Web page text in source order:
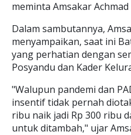
meminta Amsakar
Dalam sambutannya,
menyampaikan, saat ini
yang perhatian dengan
Posyandu dan Kader
"Walupun pandemi dan
insentif tidak pernah
ribu naik jadi Rp 300 ribu
untuk ditambah," ujar